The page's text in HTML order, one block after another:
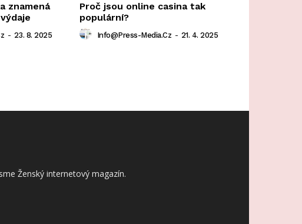
znamená
- 23. 8. 2025
Proč jsou online casina tak
populární?
Info@press-Media.cz - 21. 4. 2025
Ženský internetový magazín.